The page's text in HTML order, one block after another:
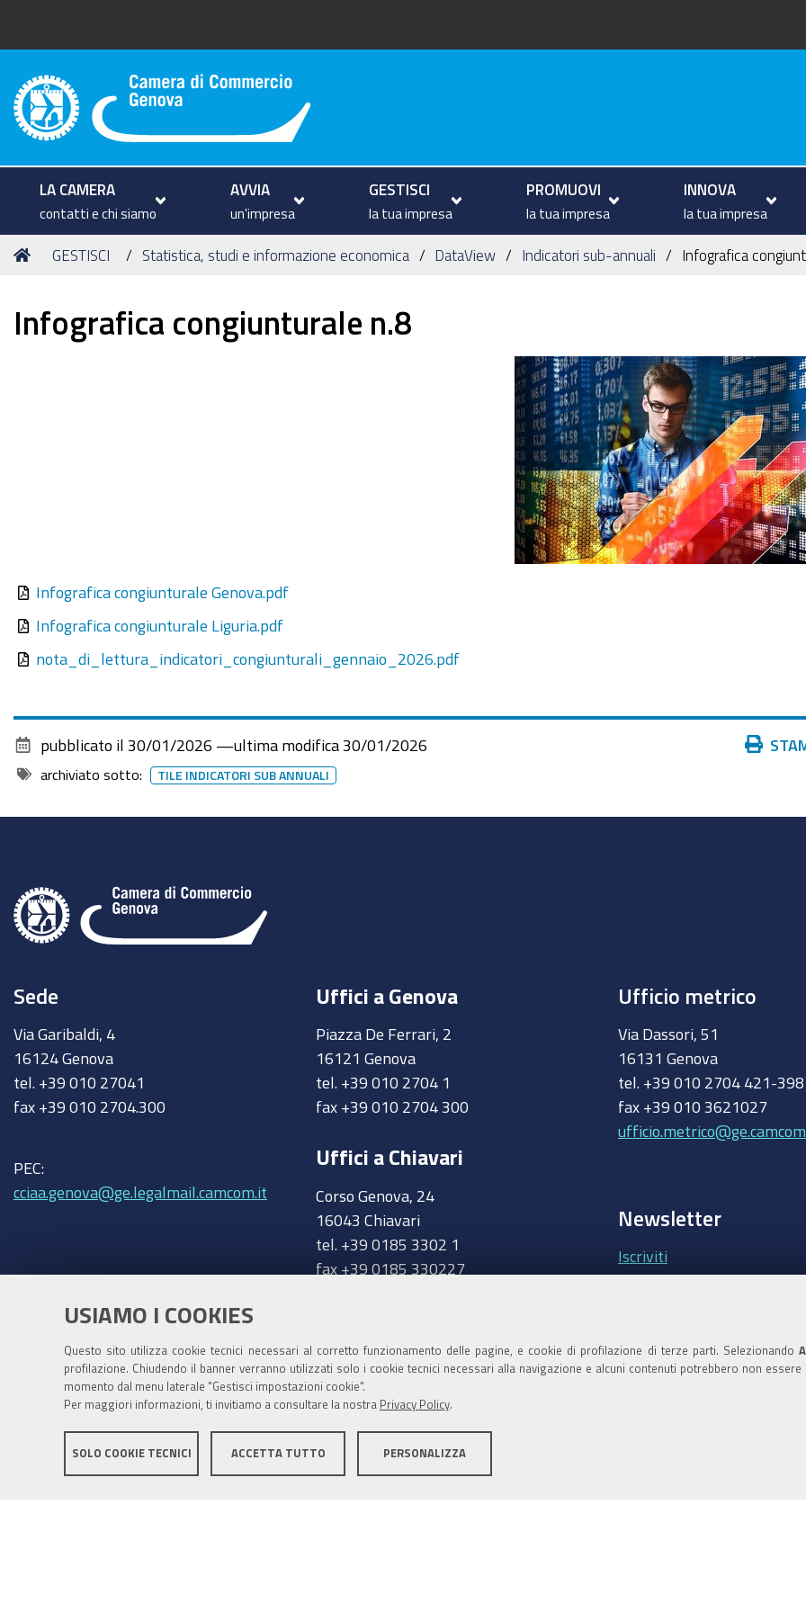
USIAMO I COOKIES
Questo sito utilizza cookie tecnici necessari al corretto funzionamento delle pagine, e cookie di profilazione di terze parti. Selezionando
profilazione. Chiudendo il banner verranno utilizzati solo i cookie tecnici necessari alla navigazione e alcuni contenuti potrebbero non
momento dal menu laterale "Gestisci impostazioni cookie".
Per maggiori informazioni, ti invitiamo a consultare la nostra Privacy Policy
SOLO COOKIE TECNICI ACCETTA TUTTO PERSONALIZZA
Camera di Commercio di Genova
LA CAMERA
contatti e chi siamo
AVVIA
un'impresa
GESTISCI
la tua impresa
PROMUOVI
la tua impresa
INNOVA
la tua impresa
Tu
Home
GESTISCI Statistica, studi e informazione economica DataView Indicatori sub-annuali Infografica
Infografica congiunturale n.8
Infografica congiunturale Genova.pdf
Infografica congiunturale Liguria.pdf
nota_di_lettura_indicatori_congiunturali_gennaio_2026.pdf
Azioni
pubblicato il 30/01/2026 —ultima modifica 30/01/2026
archiviato sotto: TILE INDICATORI SUB ANNUALI
Sede
Via Garibaldi, 4
16124 Genova
tel. +39 010 27041
fax +39 010 2704.300
PEC:
cciaa.genova@ge.legalmail.camcom.it
Trasparenza
Uffici a Genova
Piazza De Ferrari, 2
16121 Genova
tel. +39 010 2704 1
fax +39 010 2704 300
Uffici a Chiavari
Corso Genova, 24
16043 Chiavari
tel. +39 0185 3302 1
fax +39 0185 330227
Ufficio metrico
Via Dassori, 51
16131 Genova
tel. +39 010 2704 421-398
fax +39 010 3621027
Newsletter
Iscriviti
Accedi